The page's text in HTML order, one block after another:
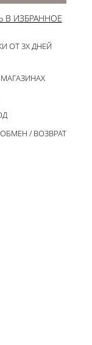
В ИЗБРАННОЕ
ОТ 3Х ДНЕЙ
/ ВОЗВРАТ